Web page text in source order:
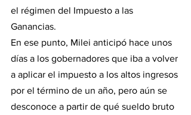
el régimen del Impuesto a las
Ganancias.
En ese punto, Milei anticipó hace unos
días a los gobernadores que iba a volver
a aplicar el impuesto a los altos ingresos
por el término de un año, pero aún se
desconoce a partir de qué sueldo bruto